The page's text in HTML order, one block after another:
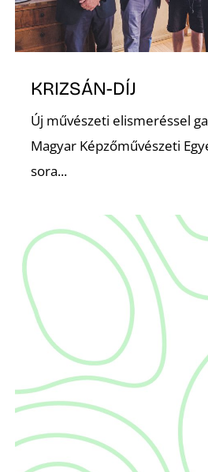
KRIZSÁN-DÍJ
Új művészeti elismeréssel
Magyar Képzőművészeti
sora...